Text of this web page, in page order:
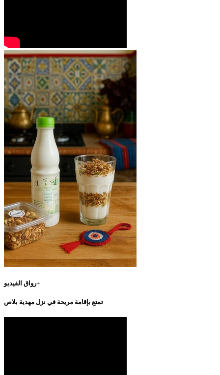
رواق الفيديو+
تمتع بإقامة مريحة في نزل مهدية بلاص